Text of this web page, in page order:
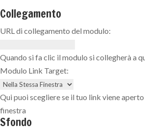
Collegamento
URL di collegamento del modulo:
Quando si fa clic il modulo si collegherà a
Modulo Link Target:
Qui puoi scegliere se il tuo link viene aperto
finestra
Sfondo